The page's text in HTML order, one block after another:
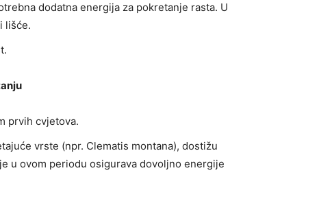
dodatna energija za pokretanje rasta. U
lišće.
prvih cvjetova.
vrste (npr. Clematis montana), dostižu
u ovom periodu osigurava dovoljno energije